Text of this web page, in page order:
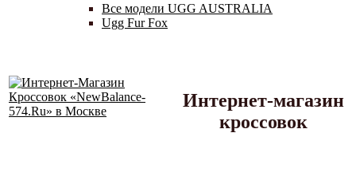
Все модели UGG AUSTRALIA
Ugg Fur Fox
Интернет-магазин
кроссовок